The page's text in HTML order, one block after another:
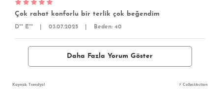
Çok rahat konforlu bir terlik çok beğendim
D** E** 03.07.2025 Beden: 40
Daha Fazla Yorum Göster
Kaynak: Trendyol ⚡ CollectAction